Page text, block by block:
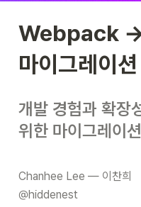
Webpack →
마이그레이션
개발 경험과 확장
위한 마이그레이
Chanhee Lee — 이찬희
@hiddenest